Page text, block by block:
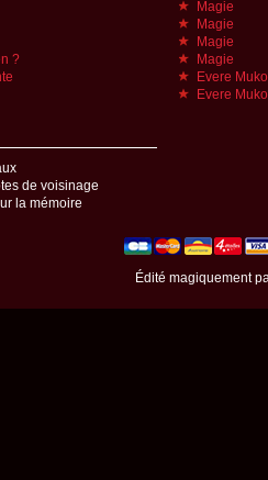
?
de voisinage
la mémoire
Magie
Magie
Magie
Magie
Evere
Evere
Édité magiquement